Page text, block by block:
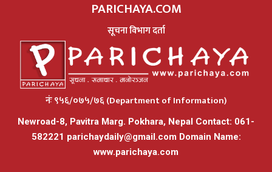
PARICHAYA.COM
सूचना विभाग दर्ता
नंः ९५६/०७५/७६ (Department of Information)
Newroad-8, Pavitra Marg. Pokhara, Nepal Contact: 061-
582221 parichaydaily@gmail.comDomain Name:
www.parichaya.com